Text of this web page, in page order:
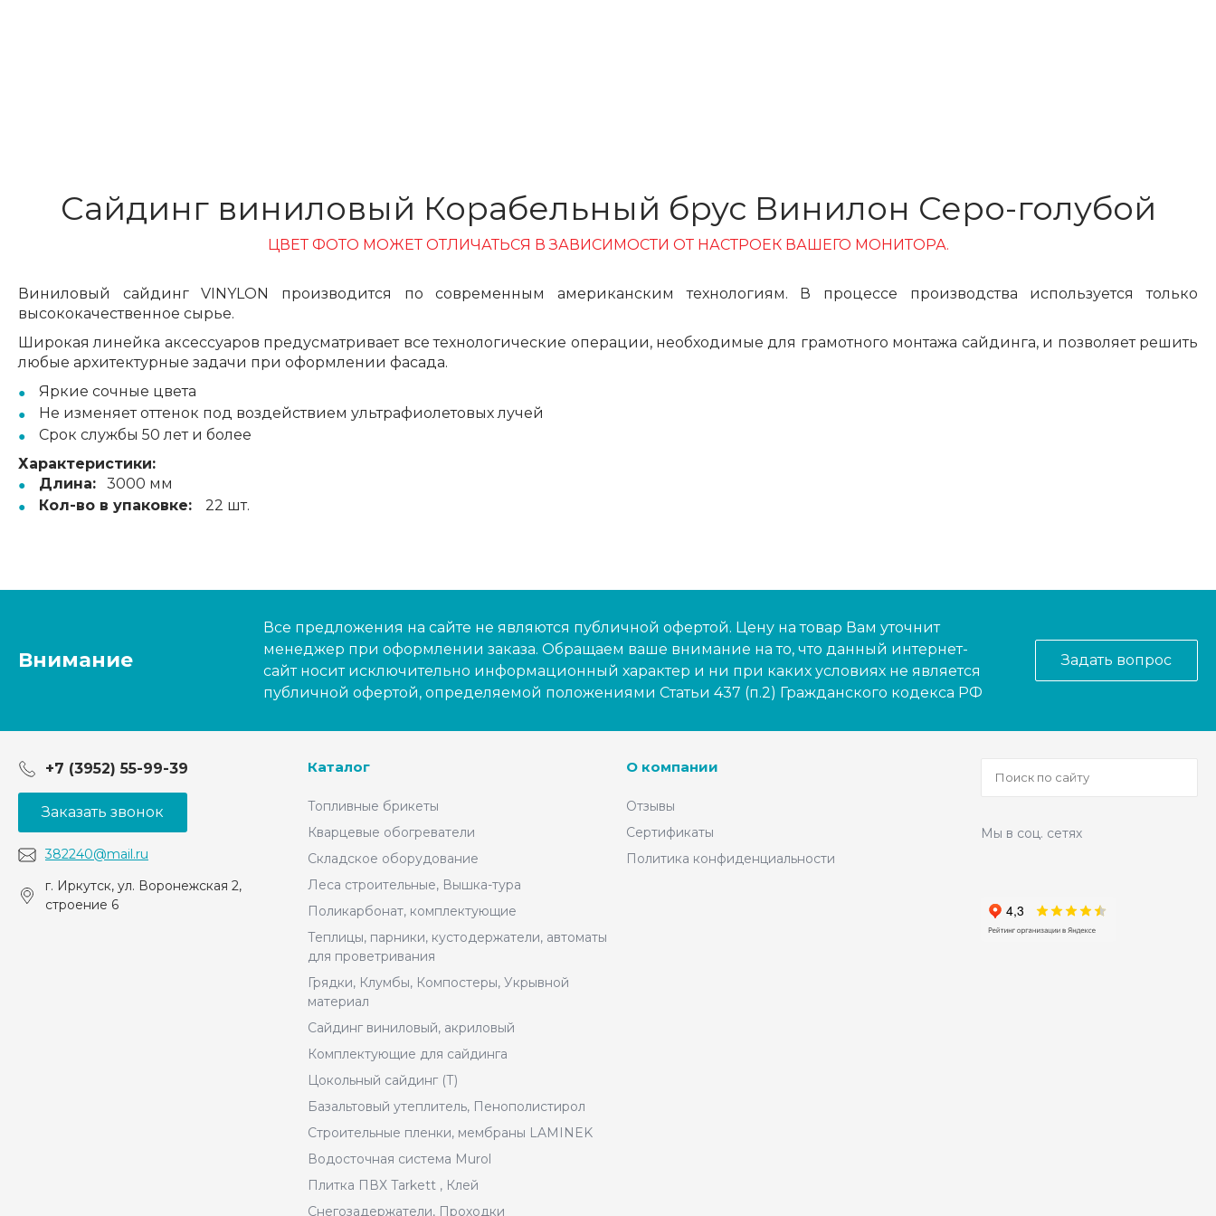
Сайдинг виниловый Корабельный брус Винилон Серо-голубой
ЦВЕТ ФОТО МОЖЕТ ОТЛИЧАТЬСЯ В ЗАВИСИМОСТИ ОТ НАСТРОЕК ВАШЕГО МОНИТОРА.
Виниловый сайдинг VINYLON производится по современным американским технологиям. В процессе производства используется только
высококачественное сырье.
Широкая линейка аксессуаров предусматривает все технологические операции, необходимые для грамотного монтажа сайдинга, и позволяет решить
любые архитектурные задачи при оформлении фасада.
Яркие сочные цвета
Не изменяет оттенок под воздействием ультрафиолетовых лучей
Срок службы 50 лет и более
Характеристики:
Длина:3000 мм
Кол-во в упаковке: 22 шт.
Внимание
Все предложения на сайте не являются публичной офертой. Цену на товар Вам уточнит
менеджер при оформлении заказа. Обращаем ваше внимание на то, что данный интернет-
сайт носит исключительно информационный характер и ни при каких условиях не является
публичной офертой, определяемой положениями Статьи 437 (п.2) Гражданского кодекса РФ
Задать вопрос
+7 (3952) 55-99-39
Заказать звонок
382240@mail.ru
г. Иркутск, ул. Воронежская 2,
строение 6
Каталог
Топливные брикеты
Кварцевые обогреватели
Складское оборудование
Леса строительные, Вышка-тура
Поликарбонат, комплектующие
Теплицы, парники, кустодержатели, автоматы
для проветривания
Грядки, Клумбы, Компостеры, Укрывной
материал
Сайдинг виниловый, акриловый
Комплектующие для сайдинга
Цокольный сайдинг (Т)
Базальтовый утеплитель, Пенополистирол
Строительные пленки, мембраны LAMINEK
Водосточная система Murol
Плитка ПВХ Tarkett , Клей
Снегозадержатели, Проходки
О компании
Отзывы
Сертификаты
Политика конфиденциальности
Мы в соц. сетях